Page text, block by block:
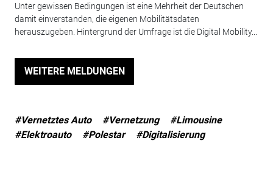
Unter gewissen Bedingungen ist eine Mehrheit der Deutschen
damit einverstanden, die eigenen Mobilitätsdaten
herauszugeben. Hintergrund der Umfrage ist die Digital Mobility...
WEITERE MELDUNGEN
#Vernetztes Auto #Vernetzung
#Limousine
#Elektroauto
#Polestar #Digitalisierung